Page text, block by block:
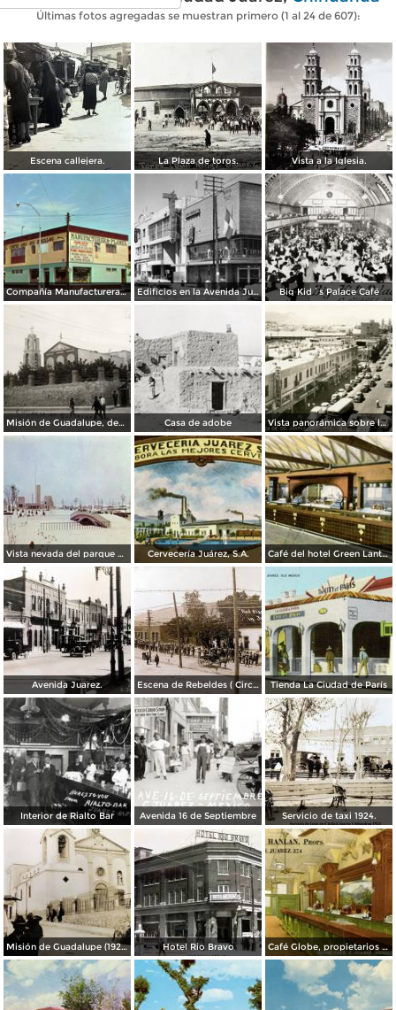
Últimas fotos agregadas se muestran primero (1 al 24 de 607):
Escena callejera. La Plaza de toros. Vista a la Iglesia.
Compañía Manufacturera Plamex, en el cruce de Insurgentes y Paraguay Edificios en la Avenida Juárez Big Kid´s Palace Café
Misión de Guadalupe, depúes de la toma de Ciudad Juárez, durante la Revolución Mexicana Casa de adobe Vista panorámica sobre la Avenida 16 de Septiembre
Vista nevada del parque El Chamizal Cervecería Juárez, S.A. Café del hotel Green Lantern Inn
Avenida Juarez. Escena de Rebeldes ( Circulada el 8 de Diciembre de 1913 ). Tienda La Ciudad de París
Interior de Rialto Bar Avenida 16 de Septiembre Servicio de taxi 1924.
Misión de Guadalupe (1924) Hotel Rio Bravo Café Globe, propietarios Mooney & Hanlan